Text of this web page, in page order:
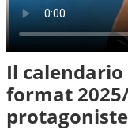
Il calendario
format